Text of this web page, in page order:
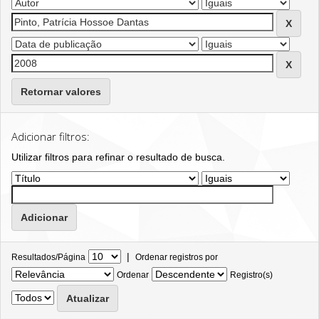
Retornar valores
Adicionar filtros:
Utilizar filtros para refinar o resultado de busca.
Resultados/Página | Ordenar registros por
Ordenar
Registro(s)